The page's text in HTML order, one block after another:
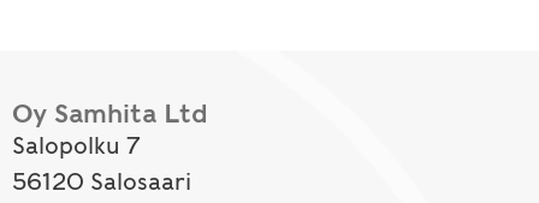
Oy Samhita Ltd
Salopolku 7
56120 Salosaari